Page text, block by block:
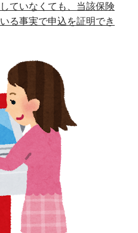
ていなくても、当該保険
る事実で申込を証明でき